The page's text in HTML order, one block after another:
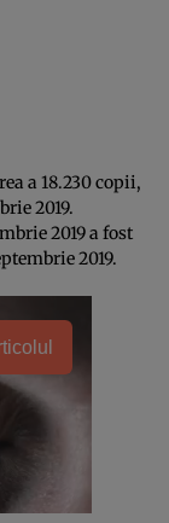
a 18.230 copii,
2019.
2019 a fost
2019.